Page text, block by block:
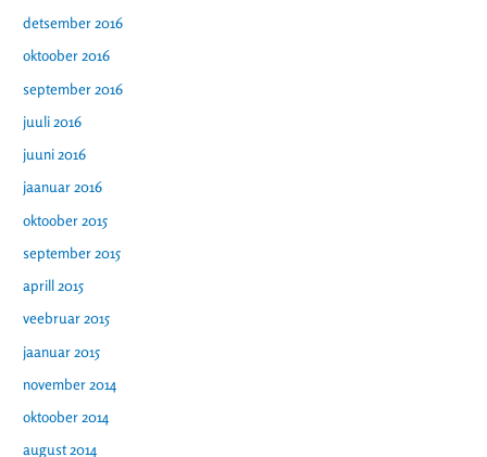
detsember 2016
oktoober 2016
september 2016
juuli 2016
juuni 2016
jaanuar 2016
oktoober 2015
september 2015
aprill 2015
veebruar 2015
jaanuar 2015
november 2014
oktoober 2014
august 2014